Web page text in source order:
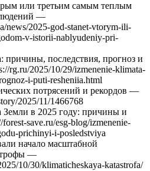
или третьим самым теплым
—
news/2025-god-stanet-vtorym-ili-
v-istorii-nablyudeniy-pri-
причины, последствия, прогноз и
rg.ru/2025/10/29/izmenenie-klimata-
i-puti-resheniia.html
потрясений и рекордов —
2025/11/1466768
Земли в 2025 году: причины и
save.ru/esg-blog/izmenenie-
prichinyi-i-posledstviya
начало масштабной
—
10/30/klimaticheskaya-katastrofa/